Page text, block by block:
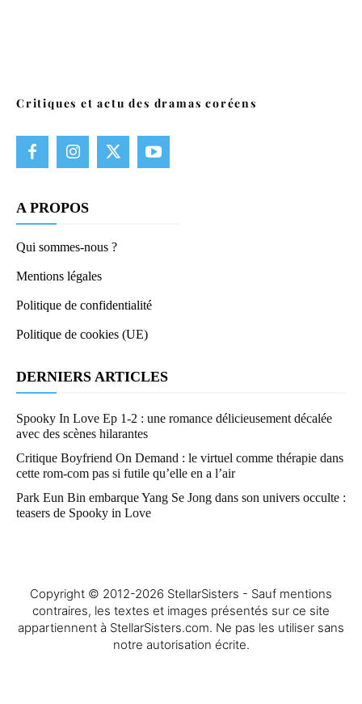
Critiques et actu des dramas coréens
A PROPOS
Qui sommes-nous ?
Mentions légales
Politique de confidentialité
Politique de cookies (UE)
DERNIERS ARTICLES
Spooky In Love Ep 1-2 : une romance délicieusement décalée
avec des scènes hilarantes
Critique Boyfriend On Demand : le virtuel comme thérapie dans
cette rom-com pas si futile qu’elle en a l’air
Park Eun Bin embarque Yang Se Jong dans son univers occulte :
teasers de Spooky in Love
Copyright © 2012-2026 StellarSisters - Sauf mentions
contraires, les textes et images présentés sur ce site
appartiennent à StellarSisters.com. Ne pas les utiliser sans
notre autorisation écrite.